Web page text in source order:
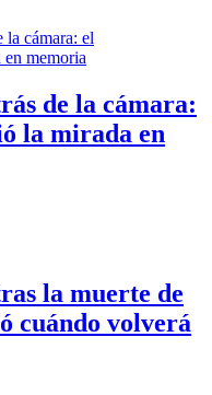
de la cámara:
la mirada en
la muerte de
cuándo volverá